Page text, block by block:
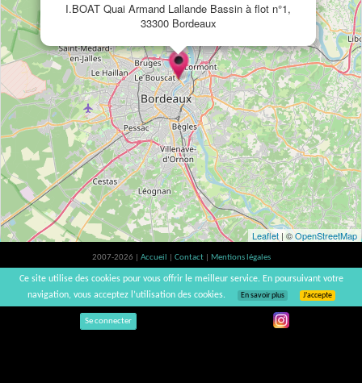
I.BOAT Quai Armand Lallande Bassin à flot n°1,
33300 Bordeaux
Leaflet | ©OpenStreetMap
2007-2026 | Accueil Contact
Mentions légales
L'abus d'alcool est dangereux pour la santé, à consommer avec modération. |
vinsnaturels | v3.12
Se connecter
Ce site utilise des cookies pour vous offrir le meilleur service. En poursuivant votre
navigation, vous acceptez l’utilisation des cookies.
En savoir plus J’accepte